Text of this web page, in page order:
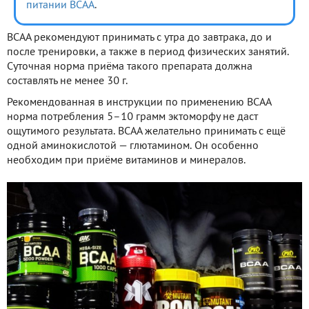
питании BCAA.
ВСАА рекомендуют принимать с утра до завтрака, до и
после тренировки, а также в период физических занятий.
Суточная норма приёма такого препарата должна
составлять не менее 30 г.
Рекомендованная в инструкции по применению ВСАА
норма потребления 5–10 грамм эктоморфу не даст
ощутимого результата. ВСАА желательно принимать с ещё
одной аминокислотой — глютамином. Он особенно
необходим при приёме витаминов и минералов.